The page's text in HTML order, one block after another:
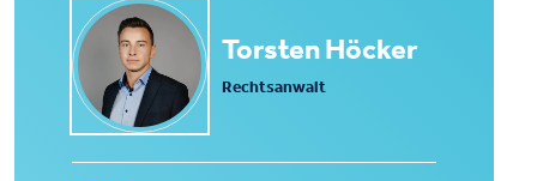
Torsten Höcker
Rechtsanwalt